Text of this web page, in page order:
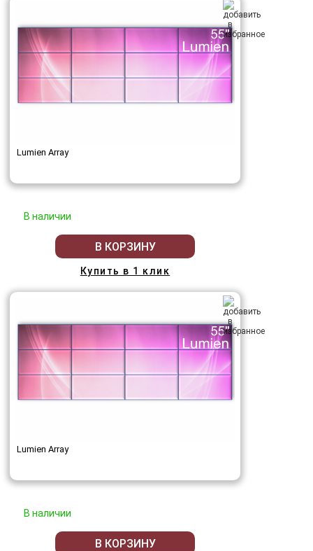
Lumien Array
В наличии
В КОРЗИНУ
Купить в 1 клик
Lumien Array
В наличии
В КОРЗИНУ